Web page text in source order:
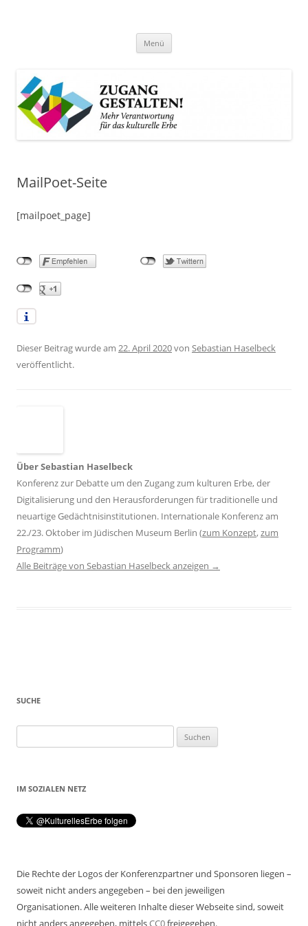
Menü
MailPoet-Seite
[mailpoet_page]
Dieser Beitrag wurde am 22. April 2020von Sebastian Haselbeck
veröffentlicht.
Über Sebastian Haselbeck
Konferenz zur Debatte um den Zugang zum kulturen Erbe, der
Digitalisierung und den Herausforderungen für traditionelle und
neuartige Gedächtnisinstitutionen. Internationale Konferenz am
22./23. Oktober im Jüdischen Museum Berlin (zum Konzept,zum
Programm)
Alle Beiträge von Sebastian Haselbeck anzeigen →
SUCHE
nach:
IM SOZIALEN NETZ
Die Rechte der Logos der Konferenzpartner und Sponsoren liegen –
soweit nicht anders angegeben – bei den jeweiligen
Organisationen. Alle weiteren Inhalte dieser Webseite sind, soweit
nicht anders angegeben, mittelsCC0freigegeben.